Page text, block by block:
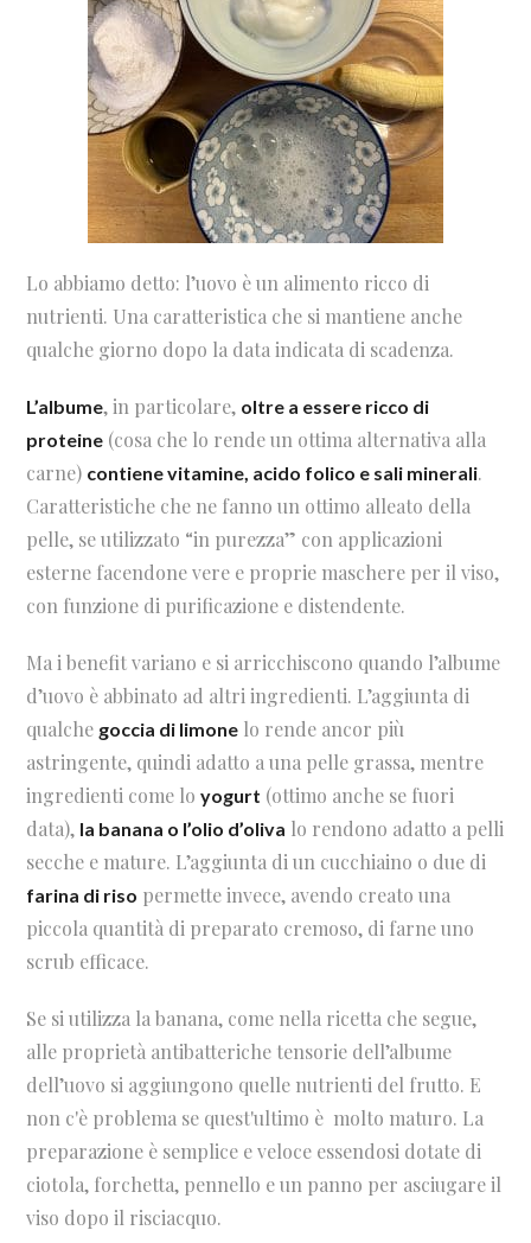
Lo abbiamo detto: l’uovo è un alimento ricco di
nutrienti. Una caratteristica che si mantiene anche
qualche giorno dopo la data indicata di scadenza.
L’albume, in particolare, oltre a essere ricco di
proteine (cosa che lo rende un ottima alternativa alla
carne) contiene vitamine, acido folico e sali minerali.
Caratteristiche che ne fanno un ottimo alleato della
pelle, se utilizzato “in purezza” con applicazioni
esterne facendone vere e proprie maschere per il viso,
con funzione di purificazione e distendente.
Ma i benefit variano e si arricchiscono quando l’albume
d’uovo è abbinato ad altri ingredienti. L’aggiunta di
qualche goccia di limone lo rende ancor più
astringente, quindi adatto a una pelle grassa, mentre
ingredienti come loyogurt (ottimo anche se fuori
data), la banana o l’olio d’oliva lo rendono adatto a pelli
secche e mature. L’aggiunta di un cucchiaino o due di
farina di riso permette invece, avendo creato una
piccola quantità di preparato cremoso, di farne uno
scrub efficace.
Se si utilizza la banana, come nella ricetta che segue,
alle proprietà antibatteriche tensorie dell’albume
dell’uovo si aggiungono quelle nutrienti del frutto. E
non c'è problema se quest'ultimo è molto maturo. La
preparazione è semplice e veloce essendosi dotate di
ciotola, forchetta, pennello e un panno per asciugare il
viso dopo il risciacquo.